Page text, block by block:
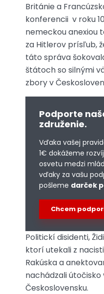
Británie a
konferencii v roku
nemeckou anexiou
za Hitlerov prísľub,
táto správa
štátoch so silnými
zbory v
Podporte
združenie.
Vďaka vašej
1€ dokážeme
osvetu medzi
vďaky za vašu
pošleme darček
Chcem
Politickí disidenti,
ktorí utekali z
Rakúska a
nachádzali
Československu.